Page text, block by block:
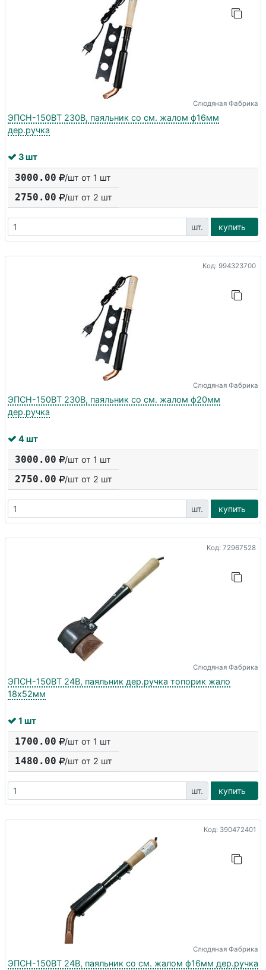
Слюдяная Фабрика
ЭПСН-150ВТ 230В, паяльник со см. жалом ф16мм
дер.ручка
3 шт
3000.00 /шт от 1 шт
2750.00 /шт от 2 шт
шт. купить
Код: 994323700
Слюдяная Фабрика
ЭПСН-150ВТ 230В, паяльник со см. жалом ф20мм
дер.ручка
4 шт
3000.00 /шт от 1 шт
2750.00 /шт от 2 шт
шт. купить
Код: 72967528
Слюдяная Фабрика
ЭПСН-150ВТ 24В, паяльник дер.ручка топорик жало
18х52мм
1 шт
1700.00 /шт от 1 шт
1480.00 /шт от 2 шт
шт. купить
Код: 390472401
Слюдяная Фабрика
ЭПСН-150ВТ 24В, паяльник со см. жалом ф16мм дер.ручка